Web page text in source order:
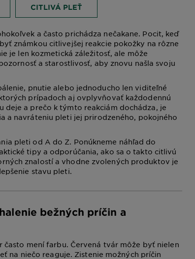
CITLIVÁ PLEŤ
a často prichádza nečakane. Pocit, keď
známkou citlivejšej reakcie pokožky na rôzne
je len kozmetická záležitosť, ale môže
a starostlivosť, aby znovu našla svoju
pnutie alebo jednoducho len viditeľné
prípadoch aj ovplyvňovať každodennú
deje a prečo k týmto reakciám dochádza, je
a navráteniu pleti jej prirodzeného, pokojného
pleti od A do Z. Ponúkneme náhľad do
tipy a odporúčania, ako sa o takto citlivú
znalostí a vhodne zvolených produktov je
stavu pleti.
bežných príčin a
mení farbu. Červená tvár môže byť nielen
na niečo reaguje. Zistenie možných príčin